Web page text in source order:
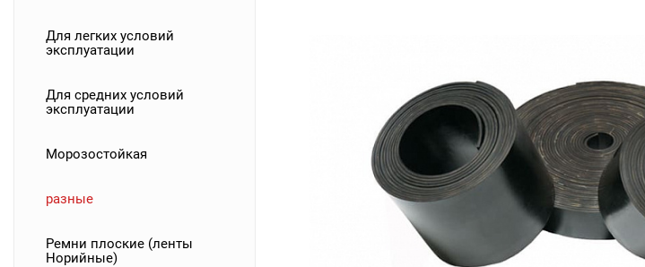
Для легких условий
эксплуатации
Для средних условий
эксплуатации
Морозостойкая
разные
Ремни плоские (ленты
Норийные)